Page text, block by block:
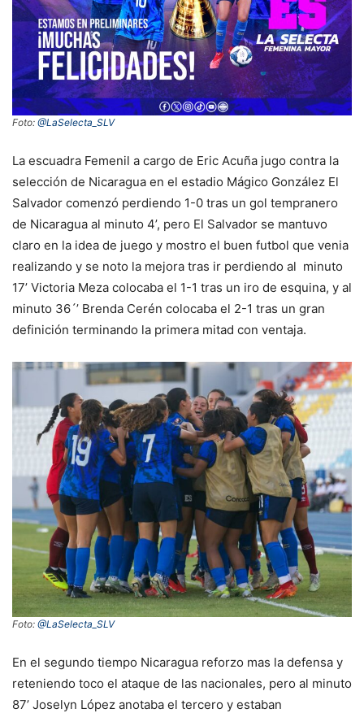
Foto: @LaSelecta_SLV
La escuadra Femenil a cargo de Eric Acuña jugo contra la
selección de Nicaragua en el estadio Mágico González El
Salvador comenzó perdiendo 1-0 tras un gol tempranero
de Nicaragua al minuto 4’, pero El Salvador se mantuvo
claro en la idea de juego y mostro el buen futbol que venia
realizando y se noto la mejora tras ir perdiendo al minuto
17’ Victoria Meza colocaba el 1-1 tras un iro de esquina, y al
minuto 36´’ Brenda Cerén colocaba el 2-1 tras un gran
definición terminando la primera mitad con ventaja.
Foto: @LaSelecta_SLV
En el segundo tiempo Nicaragua reforzo mas la defensa y
reteniendo toco el ataque de las nacionales, pero al minuto
87’ Joselyn López anotaba el tercero y estaban